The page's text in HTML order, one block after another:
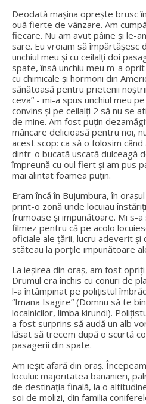
Deodată mașina oprește brusc
ouă fierte de vânzare. Am
fiecare. Nu am avut pâine și le-
sare. Eu vroiam să împărtășesc
unchiul meu și cu ceilalți doi
spate, însă unchiu meu m-a
cu chimicale și hormoni din
sănătoasă pentru prietenii
ceva” - mi-a spus unchiul meu
convins și pe ceilalți 2 să nu se
de mine. Am fost puțin
mâncare delicioasă pentru noi,
acest scop: ca să o folosim
dintr-o bucată uscată dulceagă
împreună cu oul fiert și am pus
mai alintat foamea puțin.
Eram încă în Bujumbura, în
print-o zonă unde locuiau
frumoase și impunătoare. Mi s-
filmez pentru că pe acolo
oficiale ale țării, lucru adeverit și
stăteau la porțile impunătoare
La ieșirea din oraș, am fost
Drumul era închis cu conuri de
l-a întâmpinat pe polițistul
“Imana Isagire” (Domnu să te
localnicilor, limba kirundi).
a fost surprins să audă un alb
lăsat să trecem după o scurtă
pasagerii din spate.
Am ieșit afară din oraș.
locului: majoritatea bananieri,
de destinația finală, la o
soi de molizi, din familia